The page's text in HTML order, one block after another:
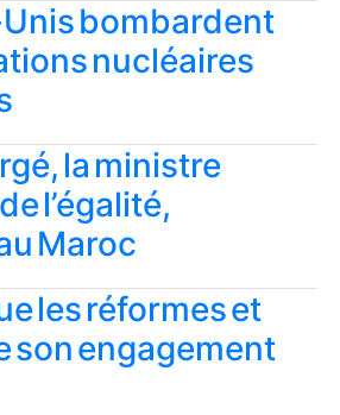
bombardent
nucléaires
la ministre
l’égalité,
Maroc
les réformes et
son engagement